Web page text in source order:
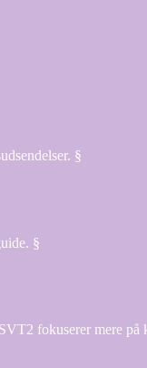
§
§
fokuserer mere på